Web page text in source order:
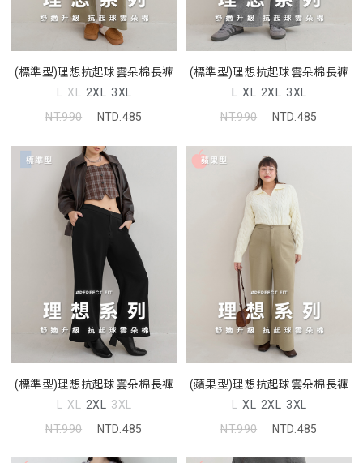
(標準型)理想抗起球雲朵棉長褲
L XL 2XL 3XL
NT.990
NTD.485
(標準型)理想抗起球雲朵棉長褲
L XL 2XL 3XL
NT.990
NTD.485
(標準型)理想抗起球雲朵棉長褲
L XL 2XL 3XL
NT.990
NTD.485
(蘋果型)理想抗起球雲朵棉長褲
L XL 2XL 3XL
NT.990
NTD.485